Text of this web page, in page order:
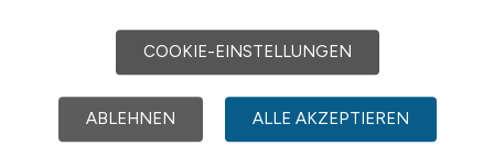
Interesse an patientennahen
Laborprozessen und hoher Motivation,
diagnostische Standards aktiv
weiterzuentwickeln
COOKIE-EINSTELLUNGEN
ABLEHNEN ALLE AKZEPTIEREN